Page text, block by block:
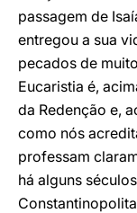
passagem de
entregou a sua
pecados de
Eucaristia é,
da Redenção e,
como nós
professam
há alguns